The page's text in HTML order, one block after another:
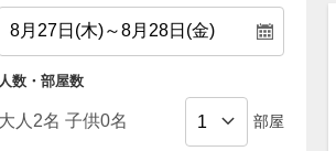
人数・部屋数
部屋